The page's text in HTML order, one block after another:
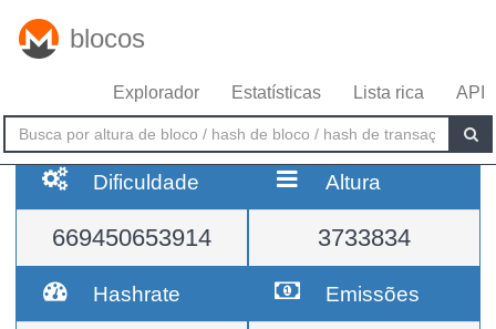
blocos
Explorador Estatísticas Lista rica API
Dificuldade
669450653914
Altura
3733834
Hashrate Emissões